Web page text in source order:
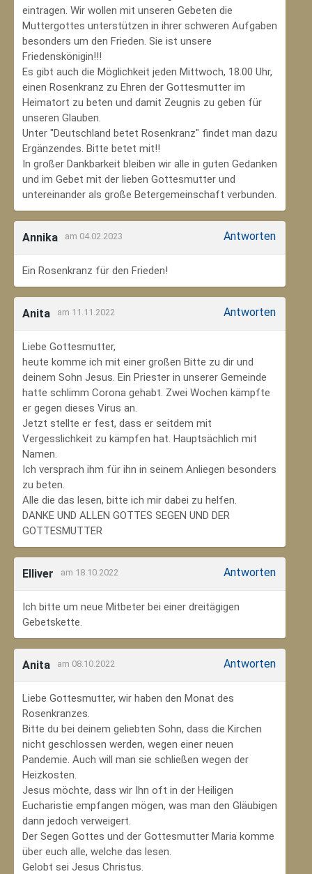
eintragen. Wir wollen mit unseren Gebeten die
Muttergottes unterstützen in ihrer schweren Aufgaben
besonders um den Frieden. Sie ist unsere
Friedenskönigin!!!
Es gibt auch die Möglichkeit jeden Mittwoch, 18.00 Uhr,
einen Rosenkranz zu Ehren der Gottesmutter im
Heimatort zu beten und damit Zeugnis zu geben für
unseren Glauben.
Unter "Deutschland betet Rosenkranz" findet man dazu
Ergänzendes. Bitte betet mit!!
In großer Dankbarkeit bleiben wir alle in guten Gedanken
und im Gebet mit der lieben Gottesmutter und
untereinander als große Betergemeinschaft verbunden.
Annika am 04.02.2023 Antworten
Ein Rosenkranz für den Frieden!
Anita am 11.11.2022 Antworten
Liebe Gottesmutter,
heute komme ich mit einer großen Bitte zu dir und
deinem Sohn Jesus. Ein Priester in unserer Gemeinde
hatte schlimm Corona gehabt. Zwei Wochen kämpfte
er gegen dieses Virus an.
Jetzt stellte er fest, dass er seitdem mit
Vergesslichkeit zu kämpfen hat. Hauptsächlich mit
Namen.
Ich versprach ihm für ihn in seinem Anliegen besonders
zu beten.
Alle die das lesen, bitte ich mir dabei zu helfen.
DANKE UND ALLEN GOTTES SEGEN UND DER
GOTTESMUTTER
Elliver am 18.10.2022 Antworten
Ich bitte um neue Mitbeter bei einer dreitägigen
Gebetskette.
Anita am 08.10.2022 Antworten
Liebe Gottesmutter, wir haben den Monat des
Rosenkranzes.
Bitte du bei deinem geliebten Sohn, dass die Kirchen
nicht geschlossen werden, wegen einer neuen
Pandemie. Auch will man sie schließen wegen der
Heizkosten.
Jesus möchte, dass wir Ihn oft in der Heiligen
Eucharistie empfangen mögen, was man den Gläubigen
dann jedoch verweigert.
Der Segen Gottes und der Gottesmutter Maria komme
über euch alle, welche das lesen.
Gelobt sei Jesus Christus.